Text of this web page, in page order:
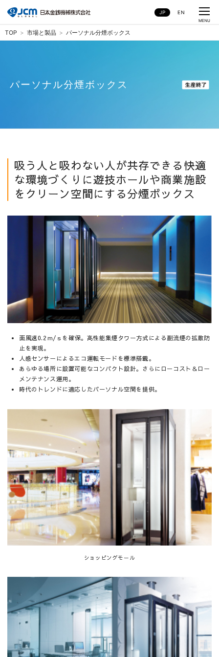
CLOSE
MENU
TOP 市場と製品 パーソナル分煙ボックス
パーソナル分煙ボックス
パーソナル分煙ボックス
吸う人と吸わない人が共存できる快適
な環境づくりに遊技ホールや商業施設
をクリーン空間にする分煙ボックス
面風速0.2ｍ/ｓを確保。高性能集煙タワー方式による副流煙の拡散防
止を実現。
人感センサーによるエコ運転モードを標準搭載。
あらゆる場所に設置可能なコンパクト設計。さらにローコスト＆ロー
メンテナンス運用。
時代のトレンドに適応したパーソナル空間を提供。
ショッピングモール
JP EN